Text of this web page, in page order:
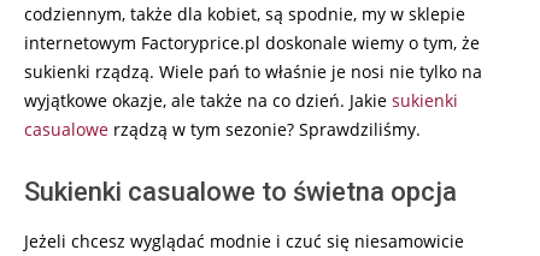
codziennym, także dla kobiet, są spodnie, my w sklepie
internetowym Factoryprice.pl doskonale wiemy o tym, że
sukienki rządzą. Wiele pań to właśnie je nosi nie tylko na
wyjątkowe okazje, ale także na co dzień. Jakie sukienki
casualowe rządzą w tym sezonie? Sprawdziliśmy.
Sukienki casualowe to świetna opcja
Jeżeli chcesz wyglądać modnie i czuć się niesamowicie